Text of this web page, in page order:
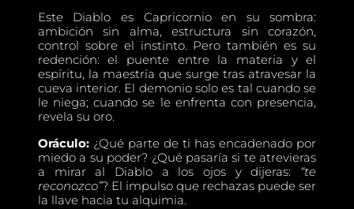
Este Diablo es Capricornio en su sombra:
ambición sin alma, estructura sin corazón,
control sobre el instinto. Pero también es su
redención: el puente entre la materia y el
espíritu, la maestría que surge tras atravesar la
cueva interior. El demonio solo es tal cuando se
le niega; cuando se le enfrenta con presencia,
revela su oro.
Oráculo:¿Qué parte de ti has encadenado por
miedo a su poder? ¿Qué pasaría si te atrevieras
a mirar al Diablo a los ojos y dijeras: “te
reconozco”? El impulso que rechazas puede ser
la llave hacia tu alquimia.